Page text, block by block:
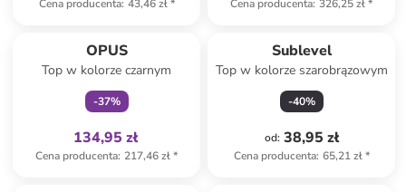
Cena producenta: 43,46 zł*
Cena producenta: 326,25 zł*
OPUS
Top w kolorze czarnym
-37%
134,95 zł
Cena producenta: 217,46 zł*
Sublevel
Top w kolorze szarobrązowym
-40%
od: 38,95 zł
Cena producenta: 65,21 zł*